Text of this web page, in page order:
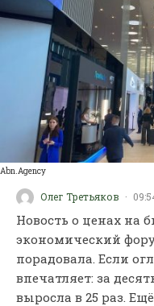
Abn.Agency
Олег Третьяков ·
Новость о ценах на
экономический
порадовала. Если
впечатляет: за
выросла в 25 раз.